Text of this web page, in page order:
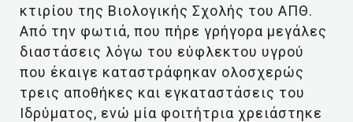
κτιρίου της Βιολογικής Σχολής του ΑΠΘ.
Από την φωτιά, που πήρε γρήγορα μεγάλες
διαστάσεις λόγω του εύφλεκτου υγρού
που έκαιγε καταστράφηκαν ολοσχερώς
τρεις αποθήκες και εγκαταστάσεις του
Ιδρύματος, ενώ μία φοιτήτρια χρειάστηκε